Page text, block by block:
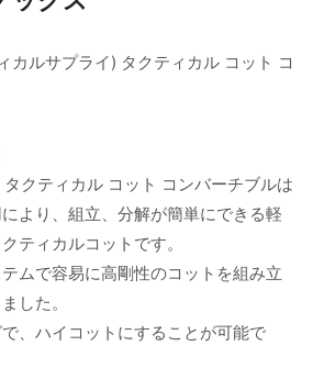
カルサプライ) タクティカル コット コ
クティカル コット コンバーチブルは
より、組立、分解が簡単にできる軽
ティカルコットです。
ムで容易に高剛性のコットを組み立
した。
、ハイコットにすることが可能で